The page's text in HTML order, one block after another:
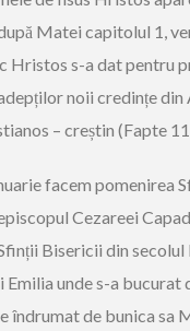
Matei capitolul 1,
Hristos s-a dat pentru
noii credințe din
– creștin (Fapte
facem pomenirea
Cezareei
Bisericii din secolul
Emilia unde s-a bucurat
îndrumat de bunica sa